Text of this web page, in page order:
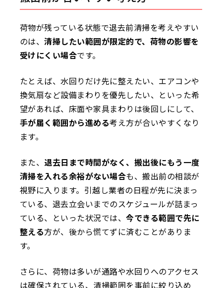
荷物が残っている状態で退去前清掃を考えやすい
のは、清掃したい範囲が限定的で、荷物の影響を
受けにくい場合です。
たとえば、水回りだけ先に整えたい、エアコンや
換気扇など設備まわりを優先したい、といった希
望があれば、床面や家具まわりは後回しにして、
手が届く範囲から進める考え方が合いやすくなり
ます。
また、 退去日まで時間がなく、搬出後にもう一度
清掃を入れる余裕がない場合も、搬出前の相談が
視野に入ります。引越し業者の日程が先に決まっ
ている、退去立会いまでのスケジュールが詰まっ
ている、といった状況では、今できる範囲で先に
整える方が、後から慌てずに済むことがありま
す。
さらに、荷物は多いが通路や水回りへのアクセス
は確保されている、清掃範囲を事前に絞り込め